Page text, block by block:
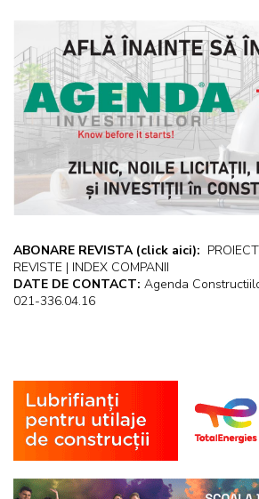
ABONARE REVISTA (click aici):
REVISTE | INDEX COMPANII
DATE DE CONTACT: Agenda
021-336.04.16